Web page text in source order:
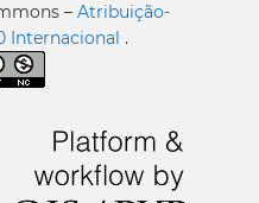
– Atribuição-
Internacional .